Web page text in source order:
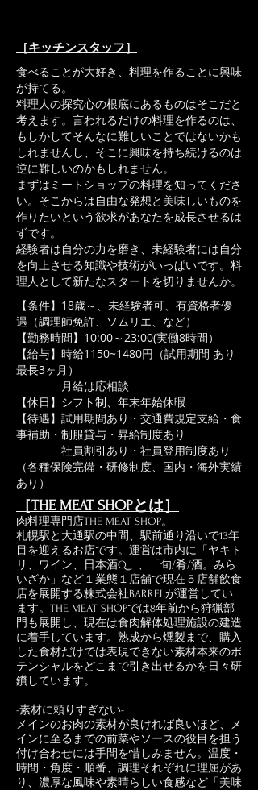
［キッチンスタッフ］
食べることが大好き、料理を作ることに興味
が持てる。
料理人の探究心の根底にあるものはそこだと
考えます。言われるだけの料理を作るのは、
もしかしてそんなに難しいことではないかも
しれませんし、そこに興味を持ち続けるのは
逆に難しいのかもしれません。
まずはミートショップの料理を知ってくださ
い。そこからは自由な発想と美味しいものを
作りたいという欲求があなたを成長させるは
ずです。
経験者は自分の力を磨き、未経験者には自分
を向上させる知識や技術がいっぱいです。料
理人として新たなスタートを切りませんか。
【条件】18歳～、未経験者可、有資格者優
遇（調理師免許、ソムリエ、など）
【勤務時間】10:00～23:00(実働8時間）
【給与】時給1150~1480円（試用期間 あり
最長3ヶ月）
月給は応相談
【休日】シフト制、年末年始休暇
【待遇】試用期間あり・交通費規定支給・食
事補助・制服貸与・昇給制度あり
社員割引あり・社員登用制度あり
（各種保険完備・研修制度、国内・海外実績
あり）
［THE MEAT SHOPとは］
肉料理専門店THE MEAT SHOP。
札幌駅と大通駅の中間、駅前通り沿いで13年
目を迎えるお店です。運営は市内に「ヤキト
リ、ワイン、日本酒Q」、「旬/肴/酒。みら
いざか」など１業態１店舗で現在５店舗飲食
店を展開する株式会社BARRELが運営してい
ます。THE MEAT SHOPでは8年前から狩猟部
門も展開し、現在は食肉解体処理施設の建造
に着手しています。熟成から燻製まで、購入
した食材だけでは表現できない素材本来のポ
テンシャルをどこまで引き出せるかを日々研
鑽しています。
-素材に頼りすぎない-
メインのお肉の素材が良ければ良いほど、メ
インに至るまでの前菜やソースの役目を担う
付け合わせには手間を惜しみません。温度・
時間・角度・順番、調理それぞれに理屈があ
り、濃厚な風味や素晴らしい食感など「美味